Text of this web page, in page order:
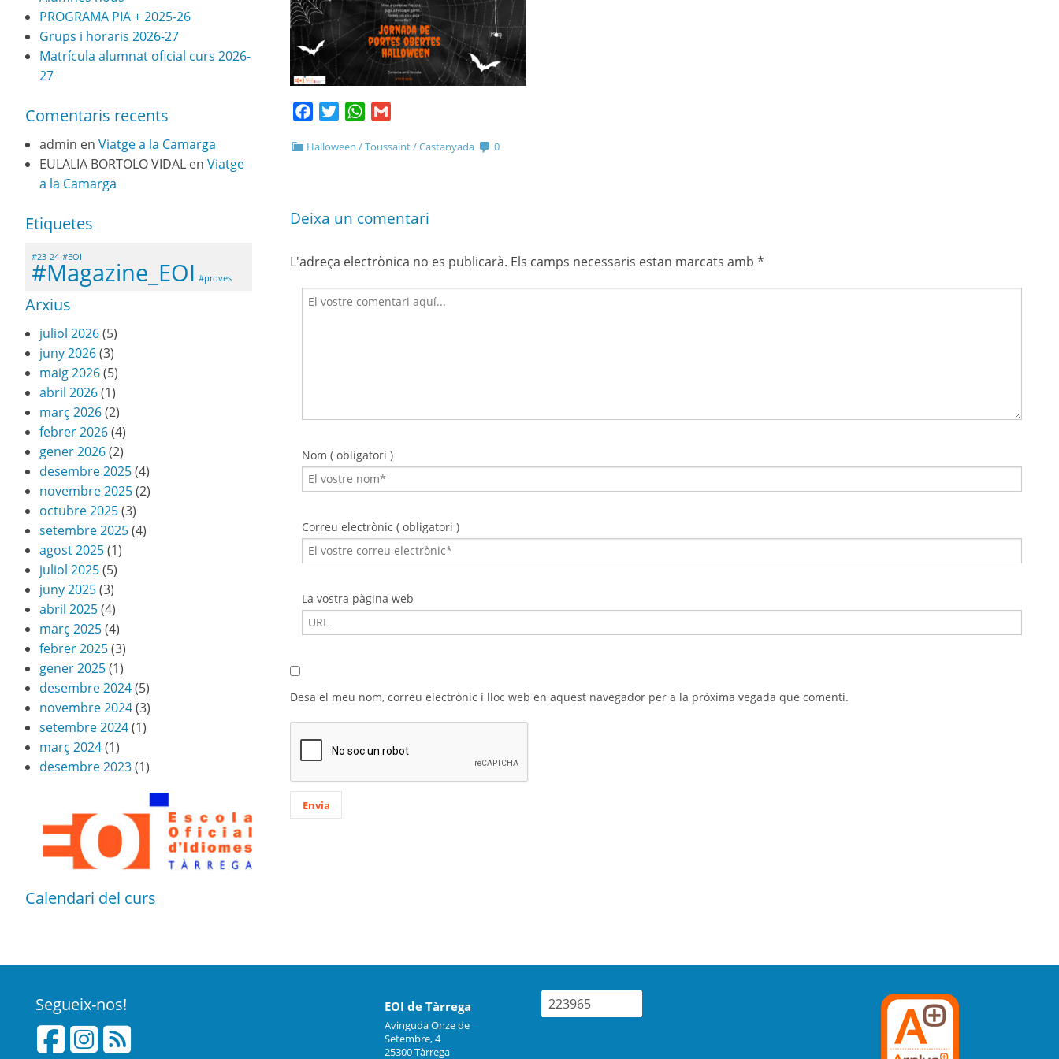
20231220_203801(1)(1)
20230320_194857(1)(1)
FacebookTwitterWhatsApp
Halloween / Toussaint / Castanyada 0
Deixa un comentari
L'adreça electrònica no es publicarà. Els camps necessaris estan marcats amb *
Nom ( obligatori )
Correu electrònic ( obligatori )
La vostra pàgina web
Desa el meu nom, correu electrònic i lloc web en aquest navegador per a la pròxima vegada que comenti.
PROGRAMA PIA + 2025-26
Grups i horaris 2026-27
Matrícula alumnat oficial curs 2026-
27
Comentaris recents
admin en Viatge a la Camarga
EULALIA BORTOLO VIDAL en Viatge
a la Camarga
Etiquetes
#23-24 #EOI
#Magazine_EOI #proves
Arxius
juliol 2026(5)
juny 2026(3)
maig 2026(5)
abril 2026(1)
març 2026(2)
febrer 2026(4)
gener 2026(2)
desembre 2025(4)
novembre 2025(2)
octubre 2025(3)
setembre 2025(4)
agost 2025(1)
juliol 2025(5)
juny 2025(3)
abril 2025(4)
març 2025(4)
febrer 2025(3)
gener 2025(1)
desembre 2024(5)
novembre 2024(3)
setembre 2024(1)
març 2024(1)
desembre 2023(1)
Calendari del curs
Segueix-nos! EOI de Tàrrega
Avinguda Onze de
Setembre, 4
25300 Tàrrega
223965